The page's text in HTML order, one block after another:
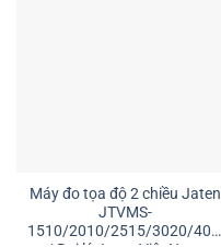
Máy đo tọa độ 2 chiều Jaten
JTVMS-
1510/2010/2515/3020/4030